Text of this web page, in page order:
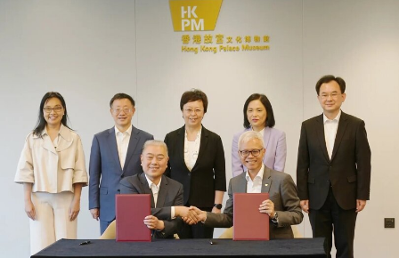
办了17场展览，最近一档为配合今年夏季巴塞尔艺
术展举办的群展。画廊尚未公布巴塞尔空间正式停
位于伯灵顿拱廊的伦敦空间于2023年开幕。这处两
层空间一楼为零售商店，二楼为展厅。该空间共呈
现16场展览，最后一场展览于7月18日结束，展出
与克里斯托（Christo）及让娜-克劳德（Jeanne-
Claude）场域特定项目相关的作品。
据《艺术新闻》报道，高古轩同意提前撤出伯灵顿